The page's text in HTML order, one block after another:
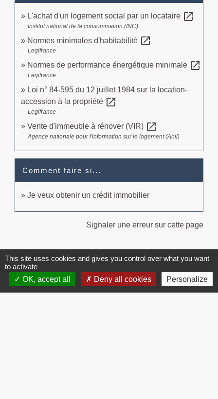
L'achat d'un logement social par un locataire open_in_new
Institut national de la consommation (INC)
Normes minimales d'habitabilité open_in_new
Legifrance
Normes de performance énergétique minimale open_in_new
Legifrance
Loi n° 84-595 du 12 juillet 1984 sur la location-
accession à la propriété open_in_new
Legifrance
Vente d'immeuble à rénover (VIR) open_in_new
Agence nationale pour l'information sur le logement (Anil)
Comment faire si...
Je veux obtenir un crédit immobilier
Signaler une erreur sur cette page
Contacts
This site uses cookies and gives you control over what you want
to activate
OK, accept all
Deny all cookies Personalize